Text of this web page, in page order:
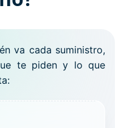
va cada suministro,
te piden y lo que